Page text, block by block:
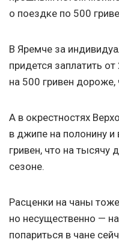
о поездке по 500
В Яремче за
придется заплатить
на 500 гривен
А в окрестностях
в джипе на полонину и
гривен, что на
сезоне.
Расценки на чаны
но несущественно —
попариться в чане